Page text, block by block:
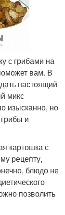
с грибами на
вам. В
настоящий
микс
изысканно, но
и
картошка с
рецепту,
блюдо не
позволить